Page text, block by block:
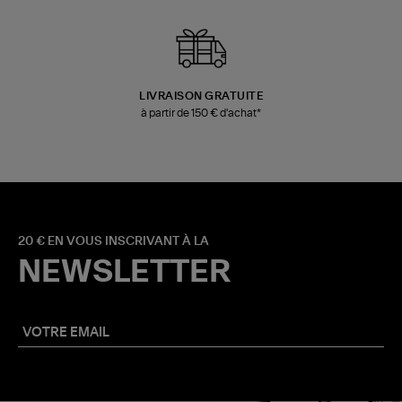
LIVRAISON GRATUITE
à partir de 150 € d'achat*
20 € EN VOUS INSCRIVANT À LA
NEWSLETTER